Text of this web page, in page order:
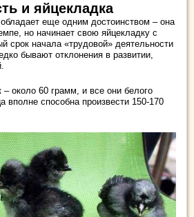
и яйцекладка
еще одним достоинством – она
но начинает свою яйцекладку с
срок начала «трудовой» деятельности
бывают отклонения в развитии,
– около 60 грамм, и все они белого
вполне способна произвести 150-170